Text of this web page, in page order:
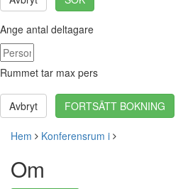
Ange antal deltagare
Rummet tar max pers
Avbryt FORTSÄTT BOKNING
Hem Konferensrum i
Om